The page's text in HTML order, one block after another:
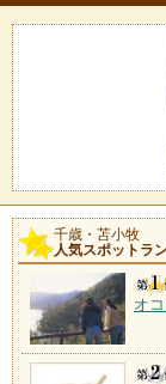
千歳・苫小牧
人気スポットラ
オ